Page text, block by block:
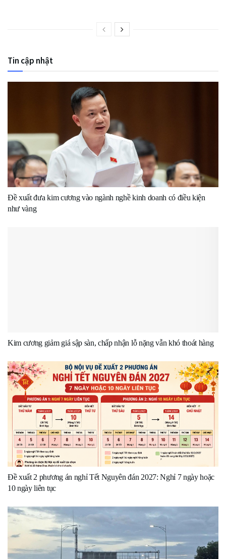
Tin cập nhật
Đề xuất đưa kim cương vào ngành nghề kinh doanh có điều kiện
như vàng
Kim cương giảm giá sập sàn, chấp nhận lỗ nặng vẫn khó thoát hàng
Đề xuất 2 phương án nghỉ Tết Nguyên đán 2027: Nghỉ 7 ngày hoặc
10 ngày liên tục